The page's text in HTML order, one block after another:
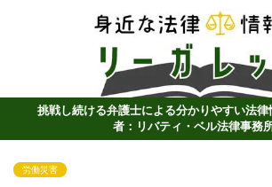
挑戦し続ける弁護士による分かりやすい法
者：リバティ・ベル法律事務所
労働災害